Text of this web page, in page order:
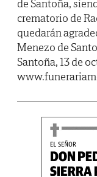
de Santoña,
crematorio de
quedarán
Menezo de
Santoña, 13 de